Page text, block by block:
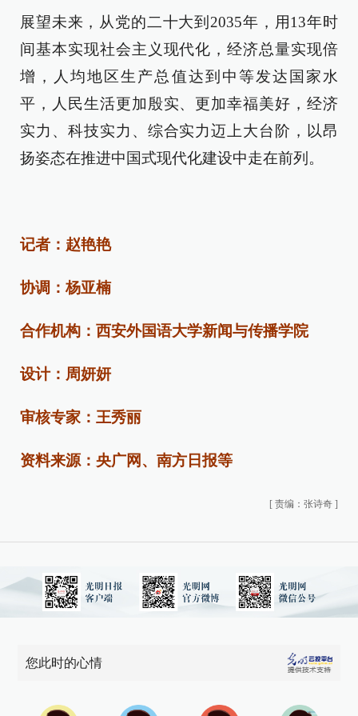
展望未来，从党的二十大到2035年，用13年时
间基本实现社会主义现代化，经济总量实现倍
增，人均地区生产总值达到中等发达国家水
平，人民生活更加殷实、更加幸福美好，经济
实力、科技实力、综合实力迈上大台阶，以昂
扬姿态在推进中国式现代化建设中走在前列。
记者：赵艳艳
协调：杨亚楠
合作机构：西安外国语大学新闻与传播学院
设计：周妍妍
审核专家：王秀丽
资料来源：央广网、南方日报等
[ 责编：张诗奇 ]
您此时的心情